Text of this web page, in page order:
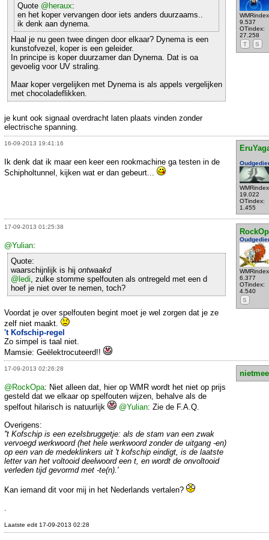
9.537
OTindex:
27.258
T
S
Quote @heraux:
en het koper vervangen door iets anders duurzaams..
ik denk aan dynema.
Haal je nu geen twee dingen door elkaar? Dynema is een
kunstofvezel, koper is een geleider.
In principe is koper duurzamer dan Dynema. Dat is oa
gevoelig voor UV straling.
Maar koper vergelijken met Dynema is als appels vergelijken
met chocoladeflikken.
je kunt ook signaal overdracht laten plaats vinden zonder
electrische spanning.
16-09-2013 19:41:16
19.022
OTindex:
1.455
Ik denk dat ik maar een keer een rookmachine ga testen in de
Schipholtunnel, kijken wat er dan gebeurt...
17-09-2013 01:25:38
6.377
OTindex:
4.540
S
@Yulian:
Quote:
waarschijnlijk is hij ontwaakd
@ledi , zulke stomme spelfouten als ontregeld met een d
hoef je niet over te nemen, toch?
Voordat je over spelfouten begint moet je wel zorgen dat je ze
zelf niet maakt.
't Kofschip-regel
Zo simpel is taal niet.
Mamsie: Geëlektrocuteerd!!
17-09-2013 02:26:28
@RockOpa: Niet alleen dat, hier op WMR wordt het niet op prijs
gesteld dat we elkaar op spelfouten wijzen, behalve als de
spelfout hilarisch is natuurlijk
@Yulian: Zie de F.A.Q.
Overigens:
''t Kofschip is een ezelsbruggetje: als de stam van een zwak
vervoegd werkwoord (het hele werkwoord zonder de uitgang -en)
op een van de medeklinkers uit 't kofschip eindigt, is de laatste
letter van het voltooid deelwoord een t, en wordt de onvoltooid
verleden tijd gevormd met -te(n).'
Kan iemand dit voor mij in het Nederlands vertalen?
Laatste edit 17-09-2013 02:28